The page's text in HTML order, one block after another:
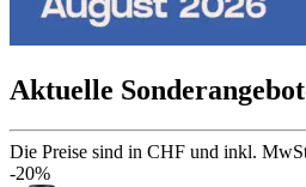
Aktuelle
Die Preise sind in CHF und inkl.
-20%